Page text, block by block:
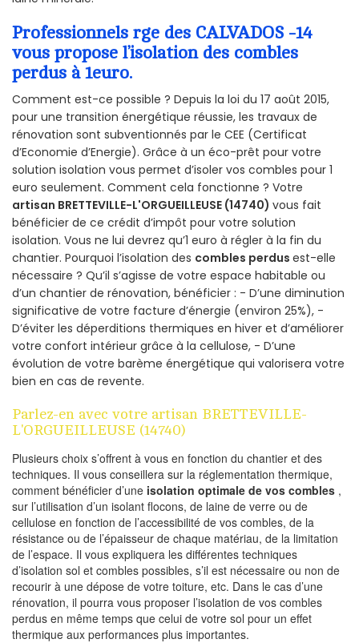
Professionnels rge des CALVADOS -14
vous propose l’isolation des combles
perdus à 1euro.
Comment est-ce possible ? Depuis la loi du 17 août 2015,
pour une transition énergétique réussie, les travaux de
rénovation sont subventionnés par le CEE (Certificat
d’Economie d’Energie). Grâce à un éco-prêt pour votre
solution isolation vous permet d’isoler vos combles pour 1
euro seulement. Comment cela fonctionne ? Votre
artisan BRETTEVILLE-L'ORGUEILLEUSE (14740) vous fait
bénéficier de ce crédit d’impôt pour votre solution
isolation. Vous ne lui devrez qu’1 euro à régler à la fin du
chantier. Pourquoi l’isolation des combles perdus est-elle
nécessaire ? Qu’il s’agisse de votre espace habitable ou
d’un chantier de rénovation, bénéficier : - D’une diminution
significative de votre facture d’énergie (environ 25%), -
D’éviter les déperditions thermiques en hiver et d’améliorer
votre confort intérieur grâce à la cellulose, - D’une
évolution de votre barème énergétique qui valorisera votre
bien en cas de revente.
Parlez-en avec votre artisan BRETTEVILLE-
L'ORGUEILLEUSE (14740)
Plusieurs choix s’offrent à vous en fonction du chantier et des
techniques. Il vous conseillera sur la réglementation thermique,
comment bénéficier d’une isolation optimale de vos combles ,
sur l’utilisation d’un isolant flocons, de laine de verre ou de
cellulose en fonction de l’accessibilité de vos combles, de la
résistance ou de l’épaisseur de chaque matériau, de la limitation
de l’espace. Il vous expliquera les différentes techniques
d’isolation sol et combles possibles, s’il est nécessaire ou non de
recourir à une dépose de votre toiture, etc. Dans le cas d’une
rénovation, il pourra vous proposer l’isolation de vos combles
perdus en même temps que celui de votre sol pour un effet
thermique aux performances plus importantes.